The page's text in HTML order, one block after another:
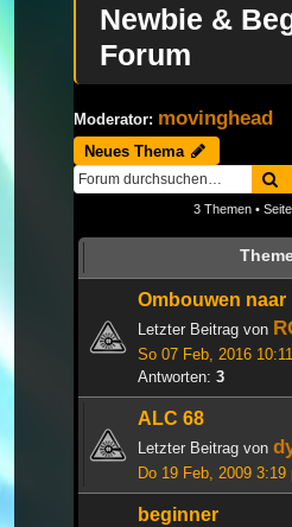
Newbie &
Forum
Moderator: movinghead
Neues Thema
3 Themen • Seite
Ombouwen naar
Letzter Beitrag von
So 07 Feb, 2016
Antworten: 3
ALC 68
Letzter Beitrag von
Do 19 Feb, 2009 3:19
beginner